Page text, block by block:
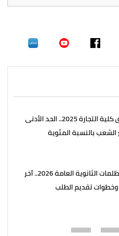
تنسيق كلية التجارة 2025.. الحد الأدنى
بالنسبة المئوية
رابط تظلمات الثانوية العامة 2026.. آخر
تقديم الطلب